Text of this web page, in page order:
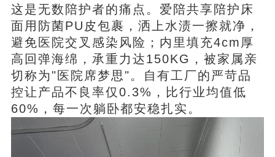
这是无数陪护者的痛点。 爱陪共享陪护床
面用防菌PU皮包裹，洒上水渍一擦就净，
避免医院交叉感染风险；内里填充4cm厚
高回弹海绵，承重力达150KG，被家属亲
切称为"医院席梦思"。自有工厂的严苛品
控让产品不良率仅0.3%，比行业均值低
60%，每一次躺卧都安稳扎实。